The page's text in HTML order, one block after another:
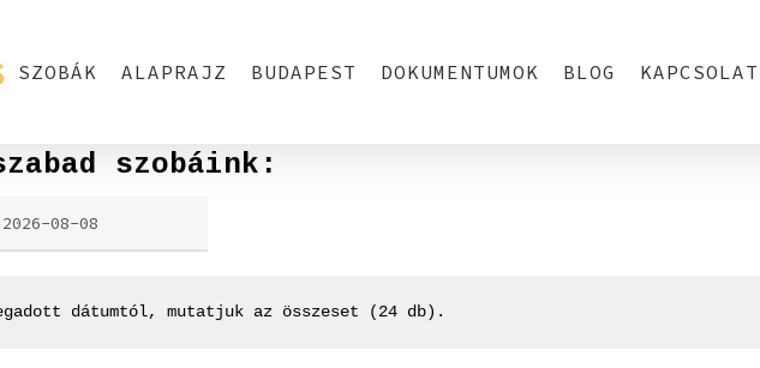
SZOBÁK ALAPRAJZ BUDAPEST DOKUMENTUMOK BLOG KAPCSOLAT
szobáink:
dátumtól, mutatjuk az összeset (24 db).